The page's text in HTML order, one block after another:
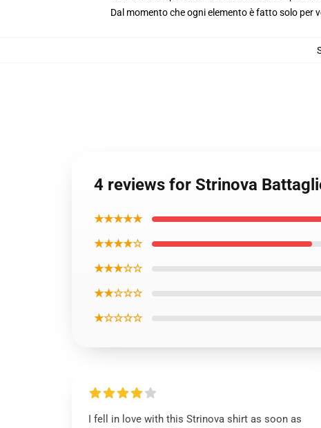
Dal momento che ogni elemento è fatto solo per
4 reviews for Strinova
★★★★★
★★★★☆
★★★☆☆
★★☆☆☆
★☆☆☆☆
I fell in love with this Strinova shirt as soon as